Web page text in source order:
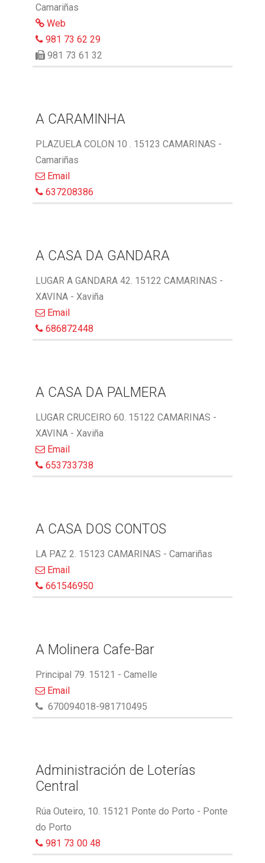
Camariñas
Web
981 73 62 29
981 73 61 32
A CARAMINHA
PLAZUELA COLON 10 . 15123 CAMARINAS -
Camariñas
Email
637208386
A CASA DA GANDARA
LUGAR A GANDARA 42. 15122 CAMARINAS -
XAVINA - Xaviña
Email
686872448
A CASA DA PALMERA
LUGAR CRUCEIRO 60. 15122 CAMARINAS -
XAVINA - Xaviña
Email
653733738
A CASA DOS CONTOS
LA PAZ 2. 15123 CAMARINAS - Camariñas
Email
661546950
A Molinera Cafe-Bar
Principal 79. 15121 - Camelle
Email
670094018-981710495
Administración de Loterías
Central
Rúa Outeiro, 10. 15121 Ponte do Porto - Ponte
do Porto
981 73 00 48